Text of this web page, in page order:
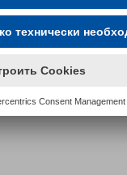
и тем